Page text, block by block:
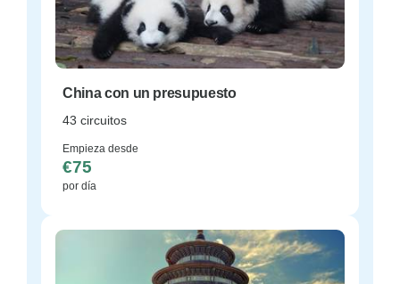
China con un presupuesto
43 circuitos
Empieza desde
€75
por día